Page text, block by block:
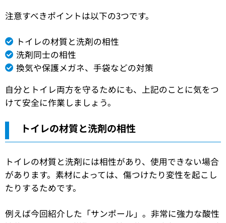
注意すべきポイントは以下の3つです。
トイレの材質と洗剤の相性
洗剤同士の相性
換気や保護メガネ、手袋などの対策
自分とトイレ両方を守るためにも、上記のことに気をつ
けて安全に作業しましょう。
トイレの材質と洗剤の相性
トイレの材質と洗剤には相性があり、使用できない場合
があります。素材によっては、傷つけたり変性を起こし
たりするためです。
例えば今回紹介した「サンポール」。非常に強力な酸性